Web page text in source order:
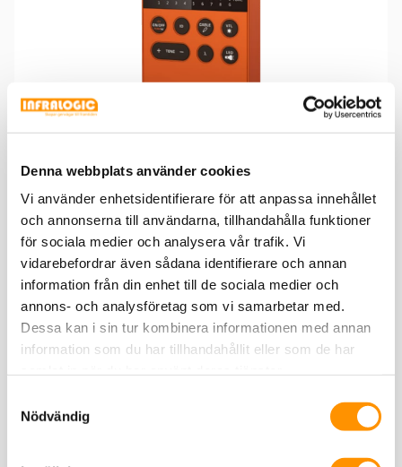
Denna webbplats använder cookies
Vi använder enhetsidentifierare för att anpassa innehållet
och annonserna till användarna, tillhandahålla funktioner
för sociala medier och analysera vår trafik. Vi
vidarebefordrar även sådana identifierare och annan
information från din enhet till de sociala medier och
annons- och analysföretag som vi samarbetar med.
Dessa kan i sin tur kombinera informationen med annan
information som du har tillhandahållit eller som de har
Nödvändig
Liten portabel ljuskälla för SM 1310/1550nm.
Ljuskälla FLS-610 Dual 850/1300 /
1310/1550nm, VFL 10mW